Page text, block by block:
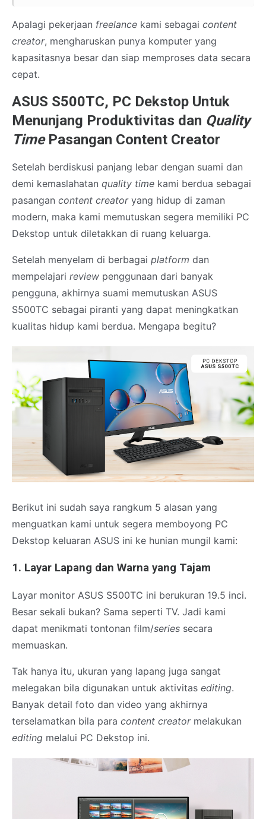
Apalagi pekerjaan freelance kami sebagai content
creator, mengharuskan punya komputer yang
kapasitasnya besar dan siap memproses data secara
cepat.
ASUS S500TC, PC Dekstop Untuk
Menunjang Produktivitas dan Quality
TimePasangan Content Creator
Setelah berdiskusi panjang lebar dengan suami dan
demi kemaslahatan quality time kami berdua sebagai
pasangan content creatoryang hidup di zaman
modern, maka kami memutuskan segera memiliki PC
Dekstop untuk diletakkan di ruang keluarga.
Setelah menyelam di berbagai platform dan
mempelajari review penggunaan dari banyak
pengguna, akhirnya suami memutuskan ASUS
S500TC sebagai piranti yang dapat meningkatkan
kualitas hidup kami berdua. Mengapa begitu?
Berikut ini sudah saya rangkum 5 alasan yang
menguatkan kami untuk segera memboyong PC
Dekstop keluaran ASUS ini ke hunian mungil kami:
1. Layar Lapang dan Warna yang Tajam
Layar monitor ASUS S500TC ini berukuran 19.5 inci.
Besar sekali bukan? Sama seperti TV. Jadi kami
dapat menikmati tontonan film/series secara
memuaskan.
Tak hanya itu, ukuran yang lapang juga sangat
melegakan bila digunakan untuk aktivitas editing.
Banyak detail foto dan video yang akhirnya
terselamatkan bila para content creatormelakukan
editing melalui PC Dekstop ini.